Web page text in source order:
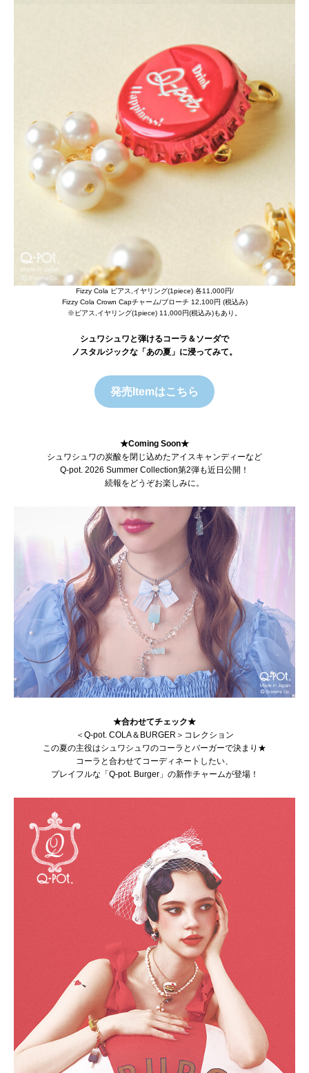
Fizzy Cola ピアス,イヤリング(1piece) 各11,000円/
Fizzy Cola Crown Capチャーム/ブローチ 12,100円 (税込み)
※ピアス,イヤリング(1piece) 11,000円(税込み)もあり。
シュワシュワと弾けるコーラ＆ソーダで
ノスタルジックな「あの夏」に浸ってみて。
発売Itemはこちら
★Coming Soon★
シュワシュワの炭酸を閉じ込めたアイスキャンディーなど
Q-pot. 2026 Summer Collection第2弾も近日公開！
続報をどうぞお楽しみに。
★合わせてチェック★
＜Q-pot. COLA＆BURGER＞コレクション
この夏の主役はシュワシュワのコーラとバーガーで決まり★
コーラと合わせてコーディネートしたい、
プレイフルな「Q-pot. Burger」の新作チャームが登場！